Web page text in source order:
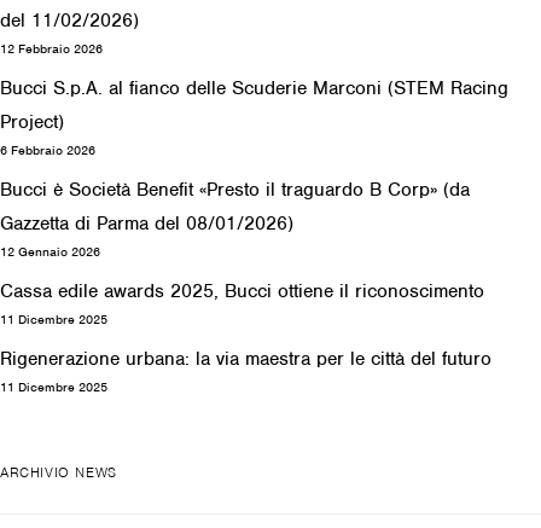
del 11/02/2026)
12 Febbraio 2026
Bucci S.p.A. al fianco delle Scuderie Marconi (STEM Racing
Project)
6 Febbraio 2026
Bucci è Società Benefit «Presto il traguardo B Corp» (da
Gazzetta di Parma del 08/01/2026)
12 Gennaio 2026
Cassa edile awards 2025, Bucci ottiene il riconoscimento
11 Dicembre 2025
Rigenerazione urbana: la via maestra per le città del futuro
11 Dicembre 2025
ARCHIVIO NEWS